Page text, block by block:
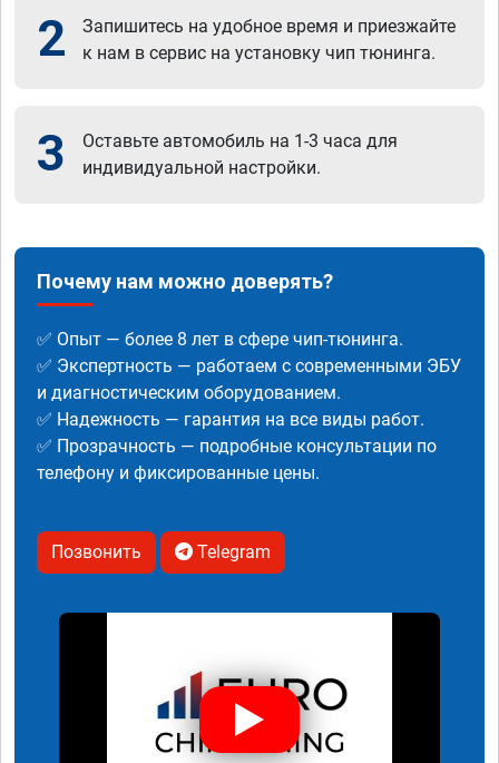
2
Запишитесь на удобное время и приезжайте
к нам в сервис на установку чип тюнинга.
3
Оставьте автомобиль на 1-3 часа для
индивидуальной настройки.
Почему нам можно доверять?
✅ Опыт — более 8 лет в сфере чип-тюнинга.
✅ Экспертность — работаем с современными ЭБУ
и диагностическим оборудованием.
✅ Надежность — гарантия на все виды работ.
✅ Прозрачность — подробные консультации по
телефону и фиксированные цены.
Позвонить Telegram